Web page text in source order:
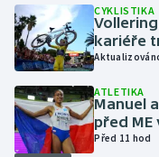
Olympijské hry
Parasport
Plavání
CYKLISTIKA
kariéře
ATLETIKA
Manuel
před ME
Před 11 hod